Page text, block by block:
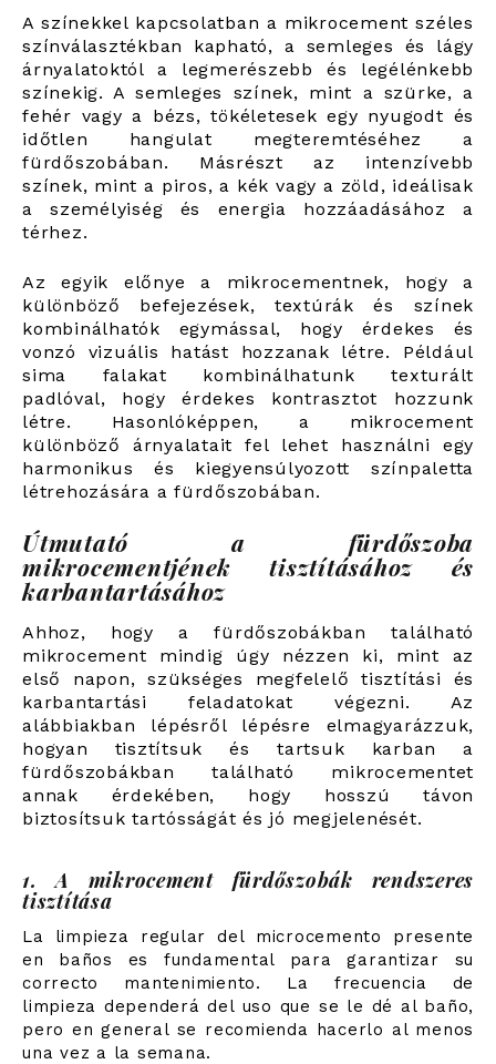
A színekkel kapcsolatban a mikrocement széles
színválasztékban kapható, a semleges és lágy
árnyalatoktól a legmerészebb és legélénkebb
színekig. A semleges színek, mint a szürke, a
fehér vagy a bézs, tökéletesek egy nyugodt és
időtlen hangulat megteremtéséhez a
fürdőszobában. Másrészt az intenzívebb
színek, mint a piros, a kék vagy a zöld, ideálisak
a személyiség és energia hozzáadásához a
térhez.
Az egyik előnye a mikrocementnek, hogy a
különböző befejezések, textúrák és színek
kombinálhatók egymással, hogy érdekes és
vonzó vizuális hatást hozzanak létre. Például
sima falakat kombinálhatunk texturált
padlóval, hogy érdekes kontrasztot hozzunk
létre. Hasonlóképpen, a mikrocement
különböző árnyalatait fel lehet használni egy
harmonikus és kiegyensúlyozott színpaletta
létrehozására a fürdőszobában.
Útmutató a fürdőszoba
mikrocementjének tisztításához és
karbantartásához
Ahhoz, hogy a fürdőszobákban található
mikrocement mindig úgy nézzen ki, mint az
első napon, szükséges megfelelő tisztítási és
karbantartási feladatokat végezni. Az
alábbiakban lépésről lépésre elmagyarázzuk,
hogyan tisztítsuk és tartsuk karban a
fürdőszobákban található mikrocementet
annak érdekében, hogy hosszú távon
biztosítsuk tartósságát és jó megjelenését.
1. A mikrocement fürdőszobák rendszeres
tisztítása
La limpieza regular del microcemento presente
en baños es fundamental para garantizar su
correcto mantenimiento. La frecuencia de
limpieza dependerá del uso que se le dé al baño,
pero en general se recomienda hacerlo al menos
una vez a la semana.